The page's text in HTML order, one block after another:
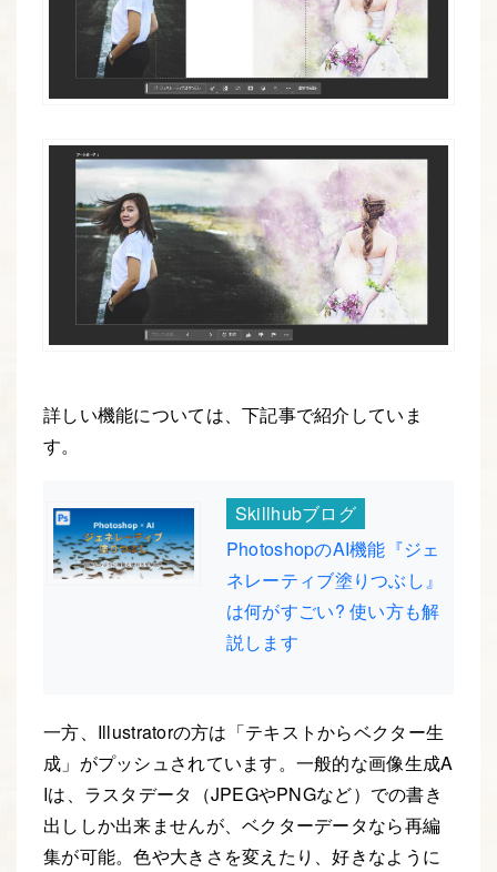
詳しい機能については、下記事で紹介していま
す。
Skillhubブログ
PhotoshopのAI機能『ジェ
ネレーティブ塗りつぶし』
は何がすごい? 使い方も解
説します
一方、Illustratorの方は「テキストからベクター生
成」がプッシュされています。一般的な画像生成A
Iは、ラスタデータ（JPEGやPNGなど）での書き
出ししか出来ませんが、ベクターデータなら再編
集が可能。色や大きさを変えたり、好きなように